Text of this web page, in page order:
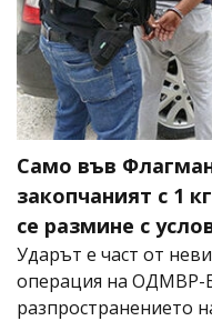
Само във
закопчаният с 1
се размине с
Ударът е част от
операция на ОДМВР-
разпространението